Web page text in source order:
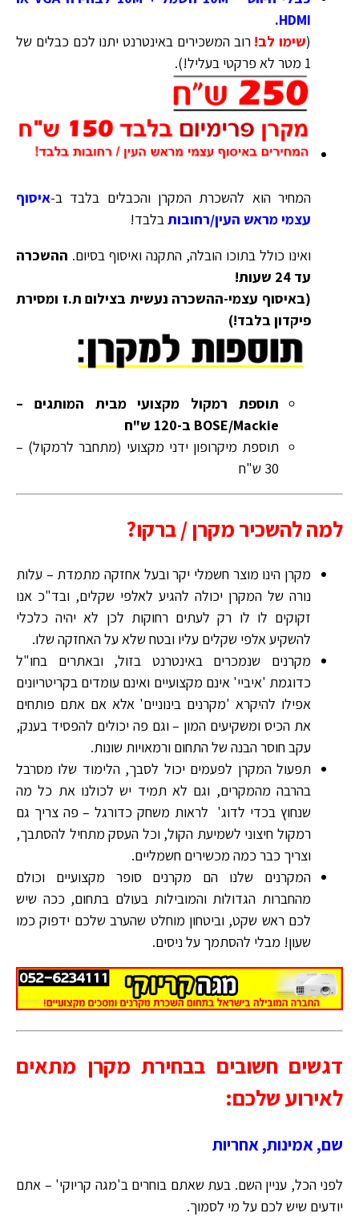
HDMI.
(שימו לב! רוב המשכירים באינטרנט יתנו לכם כבלים של
1 מטר לא פרקטי בעליל!
)
.
המחיר הוא להשכרת המקרן והכבלים בלבד ב-איסוף
עצמי מראש העין/רחובותבלבד!
ואינו כולל בתוכו הובלה, התקנה ואיסוף בסיום. ההשכרה
עד 24 שעות!
(באיסוף עצמי-ההשכרה נעשית בצילום ת.ז ומסירת
פיקדון בלבד!)
תוספת רמקול מקצועי מבית המותגים –
BOSE/Mackie ב-120 ש"ח
תוספת מיקרופון ידני מקצועי (מתחבר לרמקול) –
30 ש"ח
למה להשכיר מקרן / ברקו?
מקרן הינו מוצר חשמלי יקר ובעל אחזקה מתמדת – עלות
נורה של המקרן יכולה להגיע לאלפי שקלים, ובד"כ אנו
זקוקים לו לו רק לעתים רחוקות לכן לא יהיה כלכלי
להשקיע אלפי שקלים עליו ובטח שלא על האחזקה שלו.
מקרנים שנמכרים באינטרנט בזול, ובאתרים בחו"ל
כדוגמת 'איביי' אינם מקצועיים ואינם עומדים בקריטריונים
אפילו להיקרא 'מקרנים בינוניים' אלא אם אתם פותחים
את הכיס ומשקיעים המון – וגם פה יכולים להפסיד בענק,
עקב חוסר הבנה של התחום ורמאויות שונות.
תפעול המקרן לפעמים יכול לסבך, הלימוד שלו מסרבל
בהרבה מהמקרים, וגם לא תמיד יש לכולנו את כל מה
שנחוץ בכדי לדוג' לראות משחק כדורגל – פה צריך גם
רמקול חיצוני לשמיעת הקול, וכל העסק מתחיל להסתבך,
וצריך כבר כמה מכשירים חשמליים.
המקרנים שלנו הם מקרנים סופר מקצועיים וכולם
מהחברות הגדולות והמובילות בעולם בתחום, ככה שיש
לכם ראש שקט, וביטחון מוחלט שהערב שלכם ידפוק כמו
שעון! מבלי להסתמך על ניסים.
דגשים חשובים בבחירת מקרן מתאים
לאירוע שלכם:
שם, אמינות, אחריות
לפני הכל, עניין השם. בעת שאתם בוחרים ב'מגה קריוקי' – אתם
יודעים שיש לכם על מי לסמוך.